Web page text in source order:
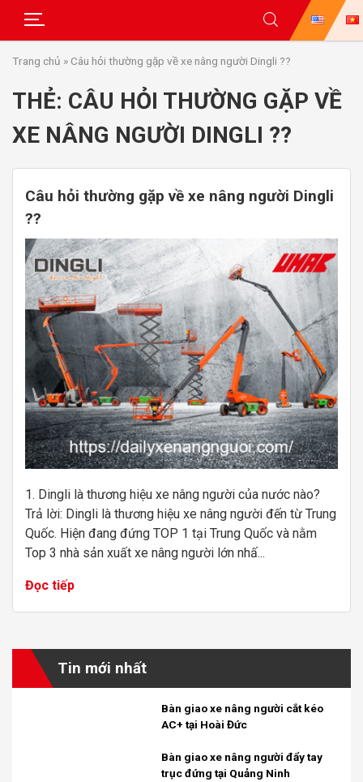
Trang chủ » Câu hỏi thường gặp về xe nâng người Dingli ??
THẺ: CÂU HỎI THƯỜNG GẶP VỀ
XE NÂNG NGƯỜI DINGLI ??
Câu hỏi thường gặp về xe nâng người Dingli
??
1. Dingli là thương hiệu xe nâng người của nước nào?
Trả lời: Dingli là thương hiệu xe nâng người đến từ Trung
Quốc. Hiện đang đứng TOP 1 tại Trung Quốc và nằm
Top 3 nhà sản xuất xe nâng người lớn nhấ...
Đọc tiếp
Tin mới nhất
Bàn giao xe nâng người cắt kéo
AC+ tại Hoài Đức
Bàn giao xe nâng người đẩy tay
trục đứng tại Quảng Ninh